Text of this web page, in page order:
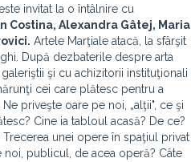
invitat la o întâlnire cu
Costina, Alexandra Gâtej, Maria
Artele Marţiale atacă, la sfârşit
După dezbaterile despre arta
şi cu achizitorii instituţionali
cei care plătesc pentru a
priveşte oare pe noi, „alţii", ce şi
Cine ia tabloul acasă? De ce?
unei opere în spaţiul privat
publicul, de acea operă? Câte